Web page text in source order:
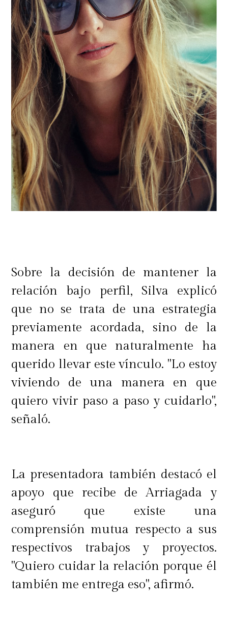
Sobre la decisión de mantener la
relación bajo perfil, Silva explicó
que no se trata de una estrategia
previamente acordada, sino de la
manera en que naturalmente ha
querido llevar este vínculo. "Lo estoy
viviendo de una manera en que
quiero vivir paso a paso y cuidarlo",
señaló.
La presentadora también destacó el
apoyo que recibe de Arriagada y
aseguró que existe una
comprensión mutua respecto a sus
respectivos trabajos y proyectos.
"Quiero cuidar la relación porque él
también me entrega eso", afirmó.